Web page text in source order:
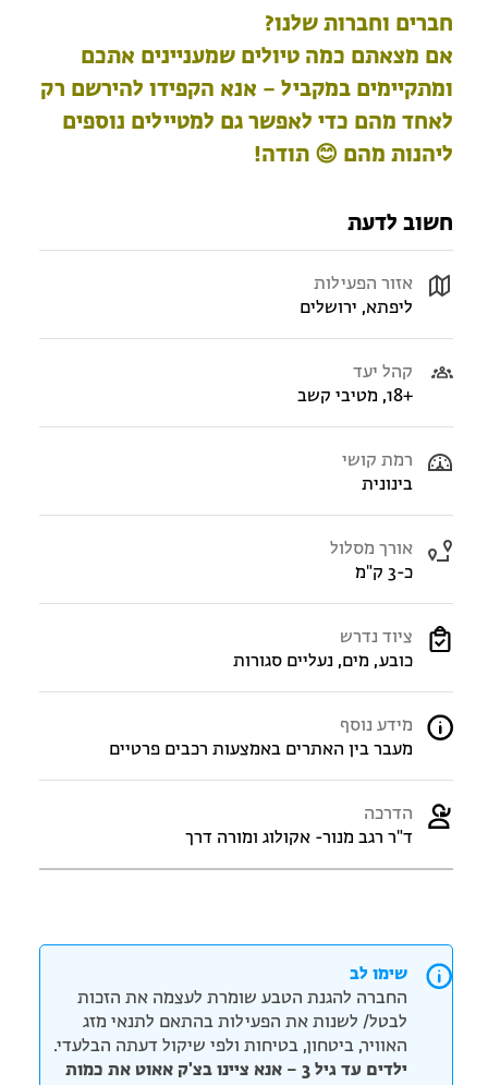
חברים וחברות שלנו?
אם מצאתם כמה טיולים שמעניינים אתכם
ומתקיימים במקביל – אנא הקפידו להירשם רק
לאחד מהם כדי לאפשר גם למטיילים נוספים
ליהנות מהם 😊 תודה!
חשוב לדעת
אזור הפעילות
ליפתא, ירושלים
קהל יעד
+18, מטיבי קשב
רמת קושי
בינונית
אורך מסלול
כ-3 ק"מ
ציוד נדרש
כובע, מים, נעליים סגורות
מידע נוסף
מעבר בין האתרים באמצעות רכבים פרטיים
הדרכה
ד"ר רגב מנור- אקולוג ומורה דרך
שימו לב
החברה להגנת הטבע שומרת לעצמה את הזכות
לבטל/ לשנות את הפעילות בהתאם לתנאי מזג
האוויר, ביטחון, בטיחות ולפי שיקול דעתה הבלעדי.
ילדים עד גיל 3 – אנא ציינו בצ'ק אאוט את כמות